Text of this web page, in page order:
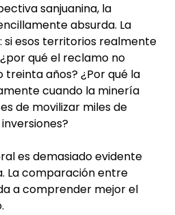
sanjuanina, la
absurda. La
si esos territorios realmente
qué el reclamo no
años? ¿Por qué la
cuando la minería
de movilizar miles de
es demasiado evidente
La comparación entre
a comprender mejor el